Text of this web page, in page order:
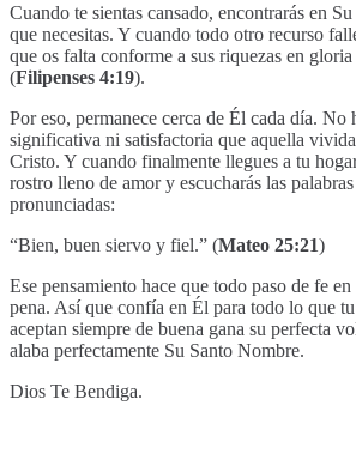
Cuando te sientas cansado, encontrarás en
que necesitas. Y cuando todo otro recurso
que os falta conforme a sus riquezas en gloria
(Filipenses 4:19).
Por eso, permanece cerca de Él cada día. No
significativa ni satisfactoria que aquella
Cristo. Y cuando finalmente llegues a tu
rostro lleno de amor y escucharás las
pronunciadas:
“Bien, buen siervo y fiel.” (Mateo 25:21)
Ese pensamiento hace que todo paso de fe
pena. Así que confía en Él para todo lo que
aceptan siempre de buena gana su perfecta
alaba perfectamente Su Santo Nombre.
Dios Te Bendiga.